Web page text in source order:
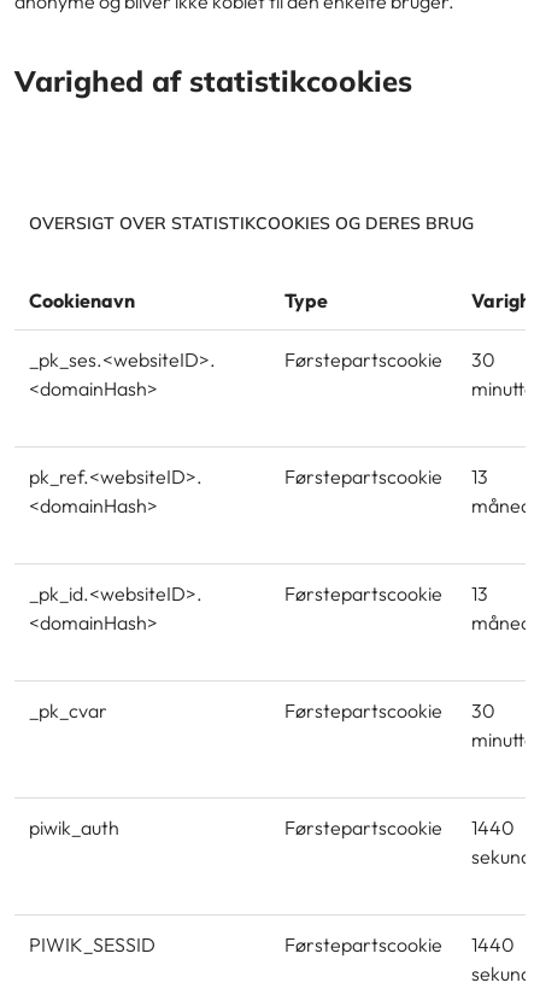
Varighed af statistikcookies
OVERSIGT OVER STATISTIKCOOKIES OG DERES BRUG
Cookienavn Type
_pk_ses.<websiteID>.
<domainHash>
Førstepartscookie
30
pk_ref.<websiteID>.
<domainHash>
Førstepartscookie
13
_pk_id.<websiteID>.
<domainHash>
Førstepartscookie
13
_pk_cvar Førstepartscookie
30
piwik_auth Førstepartscookie
1440
PIWIK_SESSID Førstepartscookie
1440